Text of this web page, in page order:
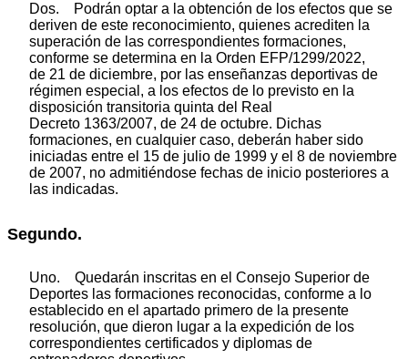
Dos. Podrán optar a la obtención de los efectos que se
deriven de este reconocimiento, quienes acrediten la
superación de las correspondientes formaciones,
conforme se determina en la Orden EFP/1299/2022,
de 21 de diciembre, por las enseñanzas deportivas de
régimen especial, a los efectos de lo previsto en la
disposición transitoria quinta del Real
Decreto 1363/2007, de 24 de octubre. Dichas
formaciones, en cualquier caso, deberán haber sido
iniciadas entre el 15 de julio de 1999 y el 8 de noviembre
de 2007, no admitiéndose fechas de inicio posteriores a
las indicadas.
Segundo.
Uno. Quedarán inscritas en el Consejo Superior de
Deportes las formaciones reconocidas, conforme a lo
establecido en el apartado primero de la presente
resolución, que dieron lugar a la expedición de los
correspondientes certificados y diplomas de